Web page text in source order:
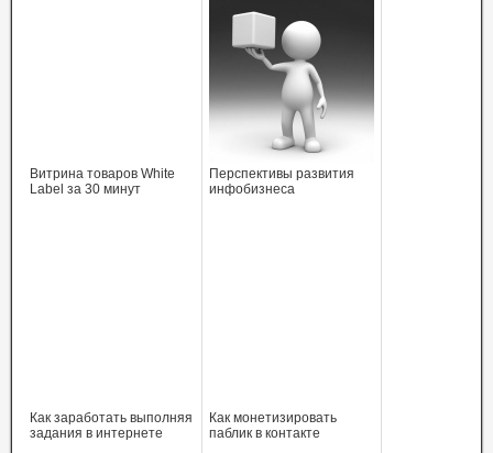
Витрина товаров White
Label за 30 минут
Перспективы развития
инфобизнеса
Как заработать выполняя
задания в интернете
Как монетизировать
паблик в контакте